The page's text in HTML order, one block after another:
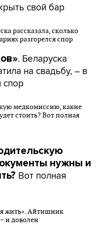
свой бар
. Беларуска
на свадьбу, – в
спор
нужны и
Вот полная